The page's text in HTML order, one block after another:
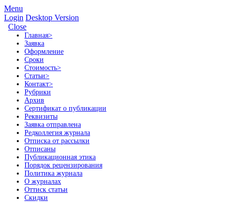
Menu
Login Desktop Version
Close
Главная>
Заявка
Оформление
Сроки
Стоимость>
Статьи>
Контакт>
Рубрики
Архив
Сертификат о публикации
Реквизиты
Заявка отправлена
Редколлегия журнала
Отписка от рассылки
Отписаны
Публикационная этика
Порядок рецензирования
Политика журнала
О журналах
Оттиск статьи
Скидки